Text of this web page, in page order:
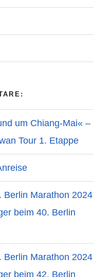
um Chiang-Mai« –
Tour 1. Etappe
Berlin Marathon 2024
beim 40. Berlin
Berlin Marathon 2024
beim 42. Berlin